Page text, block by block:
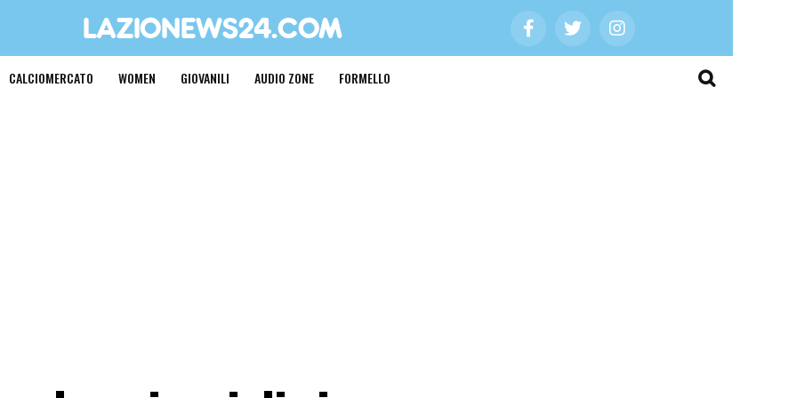
CALCIOMERCATO WOMEN GIOVANILI AUDIO ZONE FORMELLO